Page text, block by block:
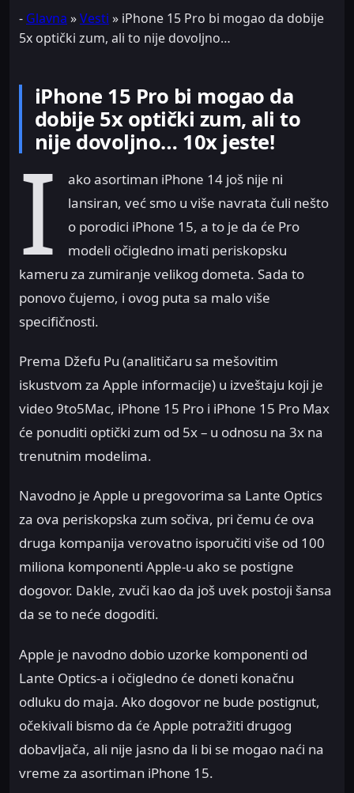
- Glavna »Vesti » iPhone 15 Pro bi mogao da dobije
5x optički zum, ali to nije dovoljno…
iPhone 15 Pro bi mogao da
dobije 5x optički zum, ali to
nije dovoljno… 10x jeste!
I
ako asortiman iPhone 14 još nije ni
lansiran, već smo u više navrata čuli nešto
o porodici iPhone 15, a to je da će Pro
modeli očigledno imati periskopsku
kameru za zumiranje velikog dometa. Sada to
ponovo čujemo, i ovog puta sa malo više
specifičnosti.
Prema Džefu Pu (analitičaru sa mešovitim
iskustvom za Apple informacije) u izveštaju koji je
video 9to5Mac, iPhone 15 Pro i iPhone 15 Pro Max
će ponuditi optički zum od 5x – u odnosu na 3x na
trenutnim modelima.
Navodno je Apple u pregovorima sa Lante Optics
za ova periskopska zum sočiva, pri čemu će ova
druga kompanija verovatno isporučiti više od 100
miliona komponenti Apple-u ako se postigne
dogovor. Dakle, zvuči kao da još uvek postoji šansa
da se to neće dogoditi.
Apple je navodno dobio uzorke komponenti od
Lante Optics-a i očigledno će doneti konačnu
odluku do maja. Ako dogovor ne bude postignut,
očekivali bismo da će Apple potražiti drugog
dobavljača, ali nije jasno da li bi se mogao naći na
vreme za asortiman iPhone 15.